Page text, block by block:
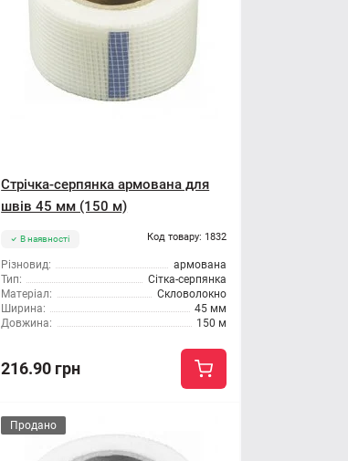
Стрічка-серпянка армована для
швів 45 мм (150 м)
В наявності Код товару: 1832
Різновид:
армована
Тип:
Сітка-серпянка
Матеріал:
Скловолокно
Ширина:
45 мм
Довжина:
150 м
216.90 грн
Продано